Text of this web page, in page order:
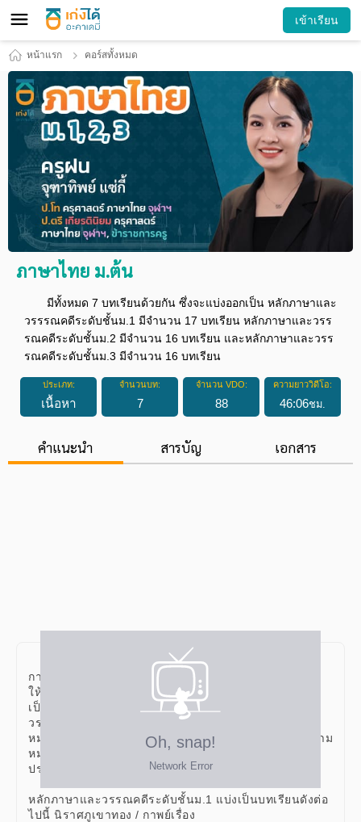
เข้าเรียน
หน้าแรก คอร์สทั้งหมด
ภาษาไทย ม.ต้น
มีทั้งหมด 7 บทเรียนด้วยกัน ซึ่งจะแบ่งออกเป็น หลักภาษาและ
วรรรณคดีระดับชั้นม.1 มีจำนวน 17 บทเรียน หลักภาษาและวรร
รณคดีระดับชั้นม.2 มีจำนวน 16 บทเรียน และหลักภาษาและวรร
รณคดีระดับชั้นม.3 มีจำนวน 16 บทเรียน
ประเภท:
เนื้อหา
จำนวนบท:
7
จำนวน VDO:
88
ความยาววิดีโอ:
46:06ชม.
คำแนะนำ สารบัญ เอกสาร
คอร์สภาษไทย ม.ต้น เป็นคอร์สเรียนที่เน้นในส่วนของ
การปูพื้นฐานด้านเนื้อหา
ให้กับน้องๆ โดยมีทั้งหมด 7 บทเรียนด้วยกัน ซึ่งจะแบ่งออก
เป็น 2 หมวดหมู่ หลักภาษาและ
วรรณคดี
หมายเหตุ : วรรณคดี ระดับชั้นม.1-ม.3 มีบทเรียนดังนี้ ความ
หมายของวรรณคดี / ศิลปะการ
ประพันธ์ในวรรณคดี (วรรณศิลป์)
หลักภาษาและวรรณคดีระดับชั้นม.1 แบ่งเป็นบทเรียนดังต่อ
ไปนี้ นิราศภูเขาทอง / กาพย์เรื่อง